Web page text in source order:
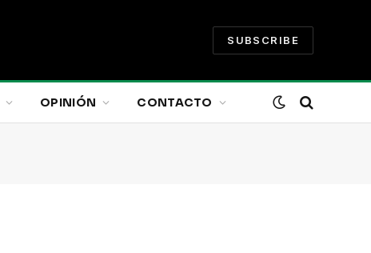
SUBSCRIBE
OPINIÓN CONTACTO